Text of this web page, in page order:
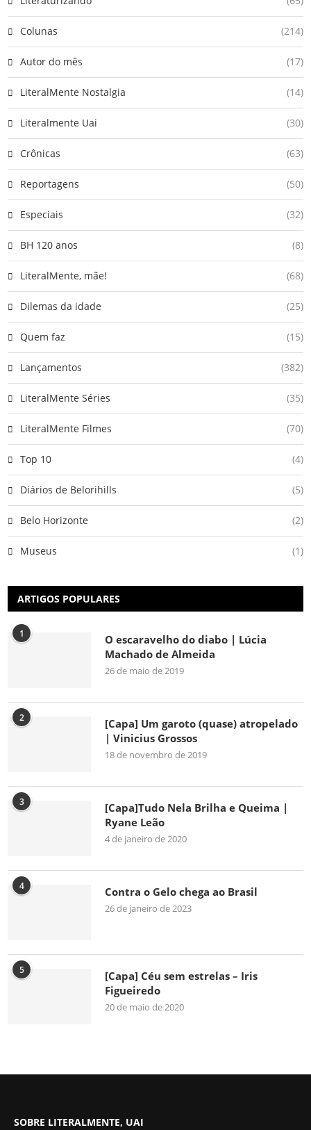
Colunas (214)
Autor do mês (17)
LiteralMente Nostalgia (14)
Literalmente Uai (30)
Crônicas (63)
Reportagens (50)
Especiais (32)
BH 120 anos (8)
LiteralMente, mãe! (68)
Dilemas da idade (25)
Quem faz (15)
Lançamentos (382)
LiteralMente Séries (35)
LiteralMente Filmes (70)
Top 10 (4)
Diários de Belorihills (5)
Belo Horizonte (2)
Museus (1)
ARTIGOS POPULARES
1
O escaravelho do diabo | Lúcia
Machado de Almeida
26 de maio de 2019
2
[Capa] Um garoto (quase) atropelado
| Vinicius Grossos
18 de novembro de 2019
3
[Capa]Tudo Nela Brilha e Queima |
Ryane Leão
4 de janeiro de 2020
4 Contra o Gelo chega ao Brasil
26 de janeiro de 2023
5
[Capa] Céu sem estrelas – Iris
Figueiredo
20 de maio de 2020
SOBRE LITERALMENTE, UAI